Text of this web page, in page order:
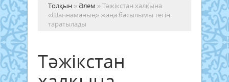
Толқын »Әлем » Тәжікстан халқына
«Шаһнаманың» жаңа басылымы тегін
таратылады
Тәжікстан